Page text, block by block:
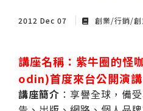
2012 Dec 07 創業/行銷/創
講座名稱：紫牛圈的
odin)首度來台公開演講
講座簡介 ：享譽全球，備